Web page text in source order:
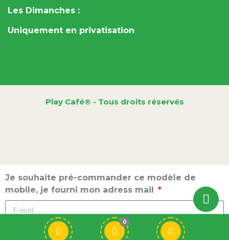
Les Dimanches :
Uniquement en privatisation
Play Café® - Tous droits réservés
Je souhaite pré-commander ce modèle de
mobile, je fourni mon adress mail
Envoyer
0